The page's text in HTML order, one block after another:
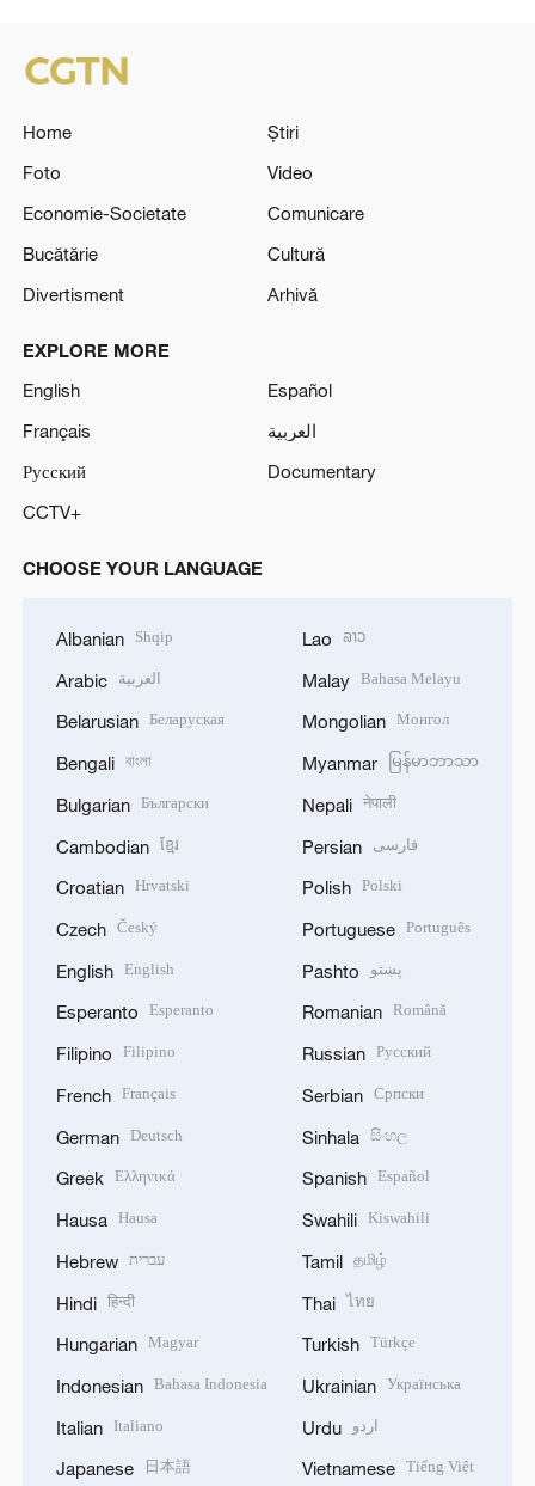
Home
Știri
Foto
Video
Economie-Societate
Comunicare
Bucătărie
Cultură
Divertisment
Arhivă
EXPLORE MORE
English
Español
Français
العربية
Русский
Documentary
CCTV+
CHOOSE YOUR LANGUAGE
Albanian Shqip
Arabic العربية
Belarusian Беларуская
Bengali বাংলা
Bulgarian Български
Cambodian ខ្មែរ
Croatian Hrvatski
Czech Český
English English
Esperanto Esperanto
Filipino Filipino
French Français
German Deutsch
Greek Ελληνικά
Hausa Hausa
Hebrew עברית
Hindi हिन्दी
Hungarian Magyar
Indonesian Bahasa Indonesia
Italian Italiano
Japanese 日本語
Lao ລາວ
Malay Bahasa Melayu
Mongolian Монгол
Myanmar မြန်မာဘာသာ
Nepali नेपाली
Persian فارسی
Polish Polski
Portuguese Português
Pashto پښتو
Romanian Română
Russian Русский
Serbian Српски
Sinhala සිංහල
Spanish Español
Swahili Kiswahili
Tamil தமிழ்
Thai ไทย
Turkish Türkçe
Ukrainian Українська
Urdu اردو
Vietnamese Tiếng Việt